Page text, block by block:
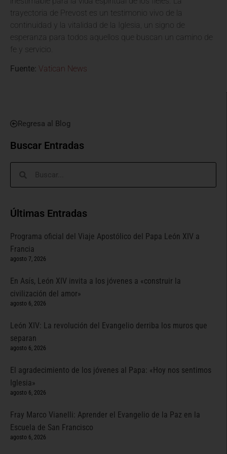
Regresa al Blog
Buscar Entradas
Últimas Entradas
Programa oficial del Viaje Apostólico del Papa León XIV a
Francia
agosto 7, 2026
En Asís, León XIV invita a los jóvenes a «construir la
civilización del amor»
agosto 6, 2026
León XIV: La revolución del Evangelio derriba los muros que
separan
agosto 6, 2026
El agradecimiento de los jóvenes al Papa: «Hoy nos sentimos
Iglesia»
agosto 6, 2026
Fray Marco Vianelli: Aprender el Evangelio de la Paz en la
Escuela de San Francisco
agosto 6, 2026
trayectoria de Prevost es un testimonio vivo de la
continuidad y la vitalidad de la Iglesia, un signo de
esperanza para todos aquellos que buscan un camino de
fe y servicio.
Fuente: Vatican News